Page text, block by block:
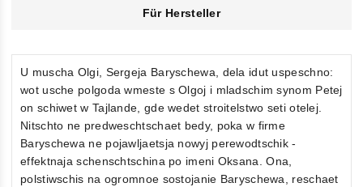
Für Hersteller
U muscha Olgi, Sergeja Baryschewa, dela idut uspeschno:
wot usche polgoda wmeste s Olgoj i mladschim synom Petej
on schiwet w Tajlande, gde wedet stroitelstwo seti otelej.
Nitschto ne predweschtschaet bedy, poka w firme
Baryschewa ne pojawljaetsja nowyj perewodtschik -
effektnaja schenschtschina po imeni Oksana. Ona,
polstiwschis na ogromnoe sostojanie Baryschewa, reschaet